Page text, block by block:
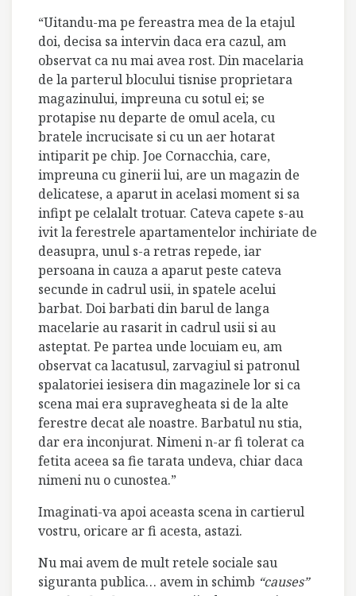
“Uitandu-ma pe fereastra mea de la etajul
doi, decisa sa intervin daca era cazul, am
observat ca nu mai avea rost. Din macelaria
de la parterul blocului tisnise proprietara
magazinului, impreuna cu sotul ei; se
protapise nu departe de omul acela, cu
bratele incrucisate si cu un aer hotarat
intiparit pe chip. Joe Cornacchia, care,
impreuna cu ginerii lui, are un magazin de
delicatese, a aparut in acelasi moment si sa
infipt pe celalalt trotuar. Cateva capete s-au
ivit la ferestrele apartamentelor inchiriate de
deasupra, unul s-a retras repede, iar
persoana in cauza a aparut peste cateva
secunde in cadrul usii, in spatele acelui
barbat. Doi barbati din barul de langa
macelarie au rasarit in cadrul usii si au
asteptat. Pe partea unde locuiam eu, am
observat ca lacatusul, zarvagiul si patronul
spalatoriei iesisera din magazinele lor si ca
scena mai era supravegheata si de la alte
ferestre decat ale noastre. Barbatul nu stia,
dar era inconjurat. Nimeni n-ar fi tolerat ca
fetita aceea sa fie tarata undeva, chiar daca
nimeni nu o cunostea.”
Imaginati-va apoi aceasta scena in cartierul
vostru, oricare ar fi acesta, astazi.
Nu mai avem de mult retele sociale sau
siguranta publica… avem in schimb “causes”